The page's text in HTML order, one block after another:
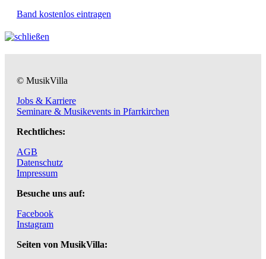
Band kostenlos eintragen
© MusikVilla
Jobs & Karriere
Seminare & Musikevents in Pfarrkirchen
Rechtliches:
AGB
Datenschutz
Impressum
Besuche uns auf:
Facebook
Instagram
Seiten von MusikVilla: